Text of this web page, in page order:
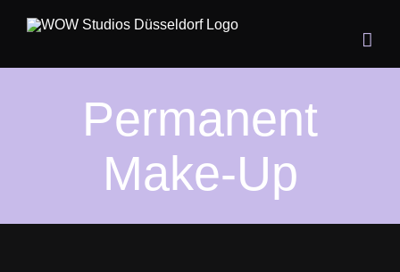
springen
Permanent
Make-Up